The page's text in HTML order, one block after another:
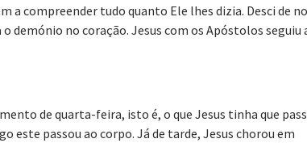
a compreender tudo quanto Ele lhes dizia. Desci de
demónio no coração. Jesus com os Apóstolos seguiu
de quarta-feira, isto é, o que Jesus tinha que
este passou ao corpo. Já de tarde, Jesus chorou em